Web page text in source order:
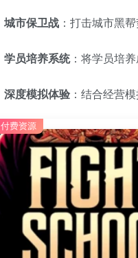
城市保卫战 ：打击城市黑
学员培养系统：将学员培
深度模拟体验 ：结合经营
付费资源